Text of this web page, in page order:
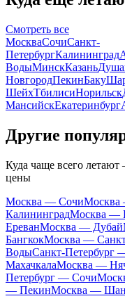
Смотреть все
МоскваСочиСанкт-
ПетербургКалининград
ВодыМинскКазань
НовгородПекинБаку
ШейхТбилисиНорильск
МансийскЕкатеринбург
Другие
Куда чаще всего
цены
Москва — СочиМосква
КалининградМосква —
ЕреванМосква — Дубай
БангкокМосква —
ВодыСанкт-Петербург
МахачкалаМосква —
Петербург — Сочи
— ПекинМосква —